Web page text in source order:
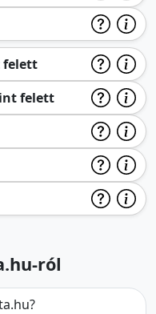
felett
felett
ról